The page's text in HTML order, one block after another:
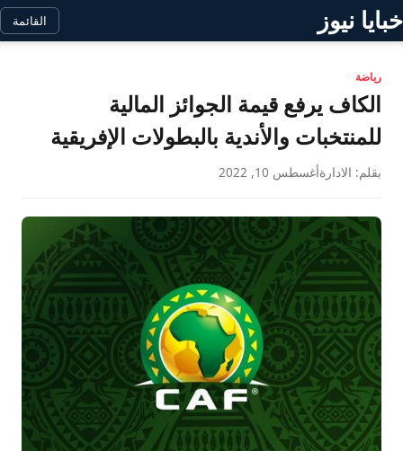
خبايا نيوز القائمة
رياضة
الكاف يرفع قيمة الجوائز المالية
للمنتخبات والأندية بالبطولات الإفريقية
بقلم: الادارةأغسطس 10, 2022